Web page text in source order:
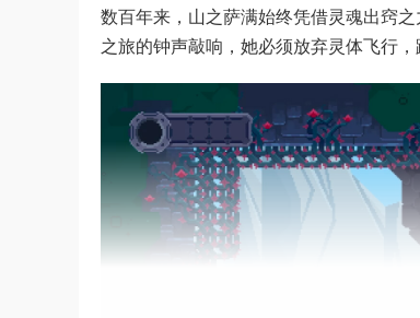
数百年来，山之萨满始终凭借灵魂出窍
之旅的钟声敲响，她必须放弃灵体飞行，